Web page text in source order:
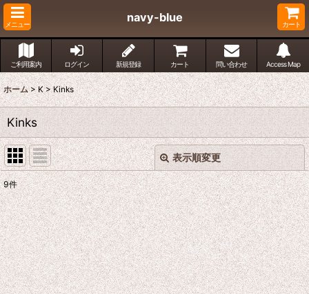
メニュー
navy-blue
カート
ご利用案内 ログイン 新規登録 カート 問い合わせ Access Map
ホーム > K > Kinks
Kinks
表示順変更
表示数:
並び順:
絞り込む
閉じる
9件